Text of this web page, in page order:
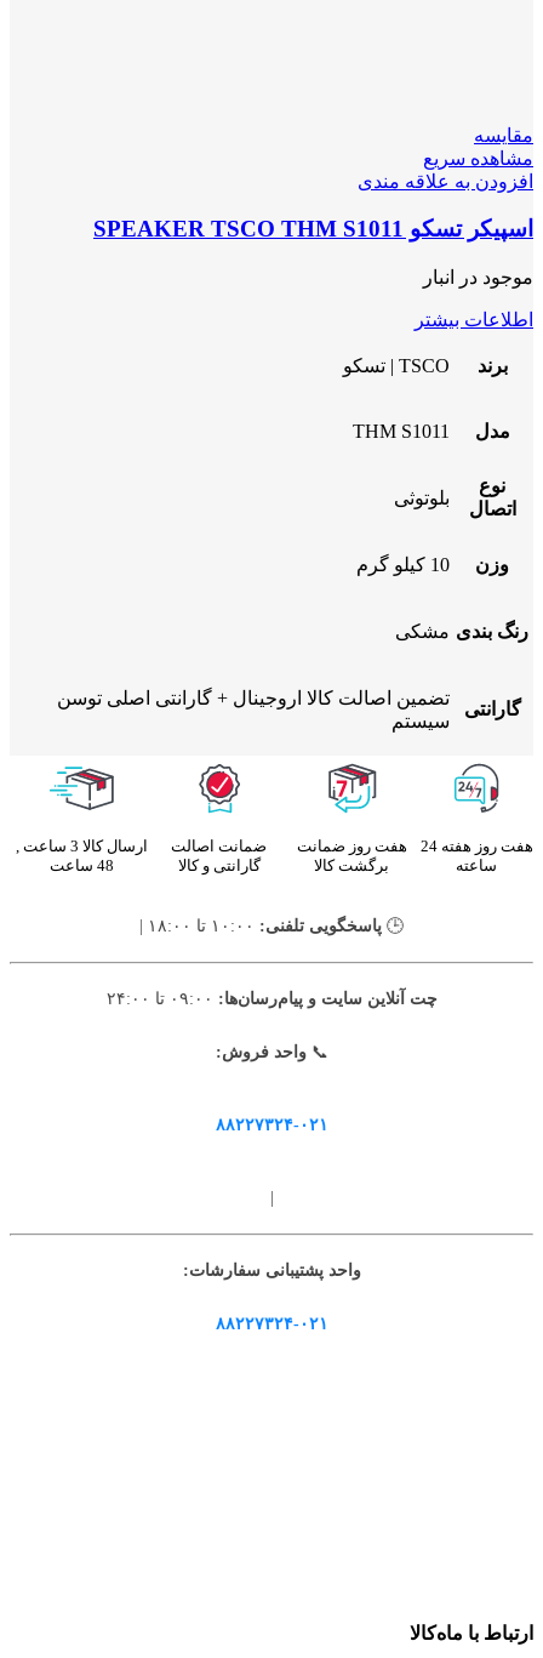
مقایسه
مشاهده سریع
افزودن به علاقه مندی
اسپیکر تسکو SPEAKER TSCO THM S1011
موجود در انبار
اطلاعات بیشتر
برند TSCO | تسکو
مدل THM S1011
نوع
اتصال
بلوتوثی
وزن 10 کیلو گرم
رنگ بندی مشکی
گارانتی
تضمین اصالت کالا اروجینال + گارانتی اصلی توسن
سیستم
هفت روز هفته 24
ساعته
هفت روز ضمانت
برگشت کالا
ضمانت اصالت
گارانتی و کالا
ارسال کالا 3 ساعت ,
48 ساعت
🕒 پاسخگویی تلفنی:
چت آنلاین سایت و پیام‌رسان‌ها:
📞واحد فروش:
۸۸۲۲۷۳۲۴-۰۲۱
واحد پشتیبانی سفارشات:
۸۸۲۲۷۳۲۴-۰۲۱
ارتباط با ماه‌کالا